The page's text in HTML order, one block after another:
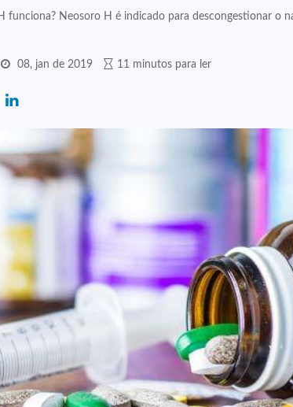
funciona? Neosoro H é indicado para descongestionar o
08, jan de 2019 11 minutos para ler